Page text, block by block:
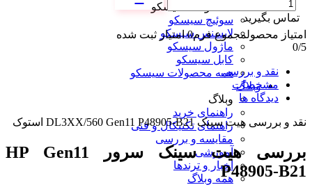
محصولات سیسکو
سوئیچ سیسکو
لایسنس سیسکو
ماژول سیسکو
کابل سیسکو
همه محصولات سیسکو
وبلاگ
وبلاگ
راهنمای خرید
راهنمای تکنیکال و فنی
مقایسه و بررسی
آموزشی
اخبار و ترندها
همه وبلاگ
تماس بگیرید
امتیاز محصولمجموع فرم0امتیاز ثبت شده
0/5
نقد و بررسی
مشخصات
دیدگاه ها
نقد و بررسی هیت سینک DL3XX/560 Gen11 P48905-B21 استوک
بررسی هیت سینک سرور HP Gen11
P48905-B21